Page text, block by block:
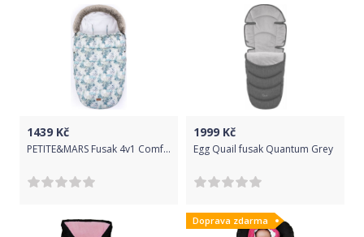
1439 Kč
PETITE&MARS Fusak 4v1 Comfy Fancy Dream
1999 Kč
Egg Quail fusak Quantum Grey
Doprava zdarma